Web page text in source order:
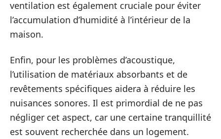
ventilation est également cruciale pour éviter
l’accumulation d’humidité à l’intérieur de la
maison.
Enfin, pour les problèmes d’acoustique,
l’utilisation de matériaux absorbants et de
revêtements spécifiques aidera à réduire les
nuisances sonores. Il est primordial de ne pas
négliger cet aspect, car une certaine tranquillité
est souvent recherchée dans un logement.